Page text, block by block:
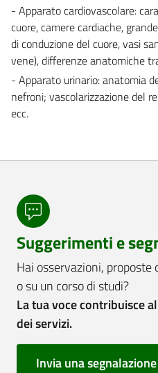
- Apparato cardiovascolare:
cuore, camere cardiache,
di conduzione del cuore, vasi
vene), differenze anatomiche
- Apparato urinario: anatomia
nefroni; vascolarizzazione del
ecc.
Suggerimenti e
Hai osservazioni,
o su un corso di studi?
La tua voce contribuisce
dei servizi.
Invia una segnalazione